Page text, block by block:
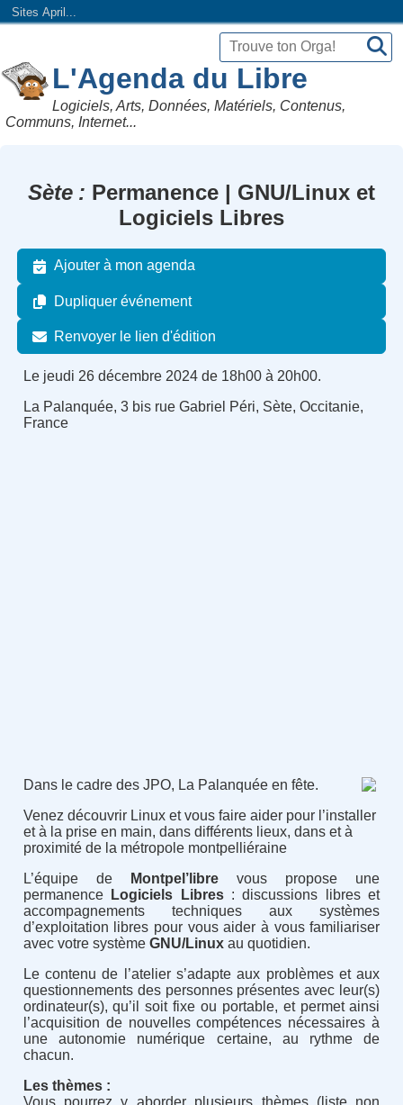
Sites April...
L'Agenda du Libre
Logiciels, Arts, Données, Matériels, Contenus,
Communs, Internet...
Sète
Permanence | GNU/Linux et
Logiciels Libres
Ajouter à mon agenda
Dupliquer événement
Renvoyer le lien d'édition
Le jeudi 26 décembre 2024 de 18h00 à 20h00.
La Palanquée, 3 bis rue Gabriel Péri, Sète, Occitanie,
France
Dans le cadre des JPO, La Palanquée en fête.
Venez découvrir Linux et vous faire aider pour l’installer
et à la prise en main, dans différents lieux, dans et à
proximité de la métropole montpelliéraine
L’équipe de
Montpel’librevous propose une
permanence
Logiciels Libres: discussions libres et
accompagnements techniques aux systèmes
d’exploitation libres pour vous aider à vous familiariser
avec votre système GNU/Linuxau quotidien.
Le contenu de l’atelier s’adapte aux problèmes et aux
questionnements des personnes présentes avec leur(s)
ordinateur(s), qu’il soit fixe ou portable, et permet ainsi
l’acquisition de nouvelles compétences nécessaires à
une autonomie numérique certaine, au rythme de
chacun.
Les thèmes :